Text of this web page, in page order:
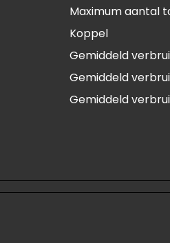
Maximum aantal
Koppel
Gemiddeld
Gemiddeld
Gemiddeld